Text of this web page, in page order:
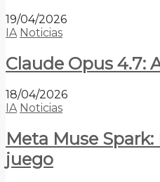
19/04/2026
IA Noticias
Claude Opus 4.7:
18/04/2026
IA Noticias
Meta Muse
juego